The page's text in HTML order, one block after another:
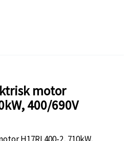
motor
400/690V